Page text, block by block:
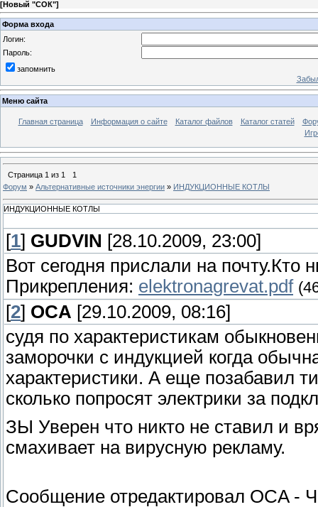
[Новый "СОК"]
Форма входа
Логин:
Пароль:
запомнить
Меню сайта
Главная страница Информация о сайте Каталог файлов Каталог статей
Страница 1 из 1
1
Форум » Альтернативные источники энергии » ИНДУКЦИОННЫЕ КОТЛЫ
ИНДУКЦИОННЫЕ КОТЛЫ
[1] GUDVIN [28.10.2009, 23:00]
Вот сегодня прислали на почту.Кто
Прикрепления: elektronagrevat.pdf
[2] OCA [29.10.2009, 08:16]
судя по характеристикам
заморочки с индукцией когда
характеристики. А еще позабавил
сколько попросят электрики за
ЗЫ Уверен что никто не ставил и
смахивает на вирусную рекламу.
Сообщение отредактировал OCA-